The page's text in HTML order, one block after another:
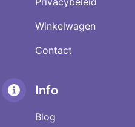
Winkelwagen
Contact
Info
Blog